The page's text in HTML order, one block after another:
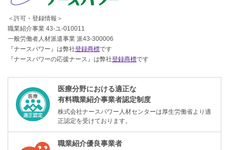
＜許可・登録情報＞
職業紹介事業 43-ユ-010011
一般労働者人材派遣事業 派43-300006
『ナースパワー』は弊社登録商標です
『ナースパワーの応援ナース』は弊社登録商標です
医療分野における適正な
有料職業紹介事業者認定制度
株式会社ナースパワー人材センターは厚生労働省より適
正認定を受けております。
職業紹介優良事業者